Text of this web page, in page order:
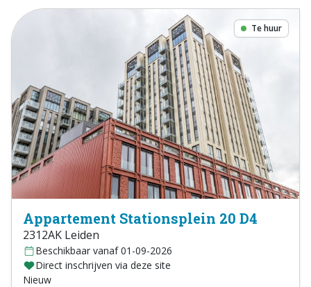
Te huur
Appartement Stationsplein 20 D4
2312AK Leiden
Beschikbaar vanaf 01-09-2026
Direct inschrijven via deze site
Nieuw